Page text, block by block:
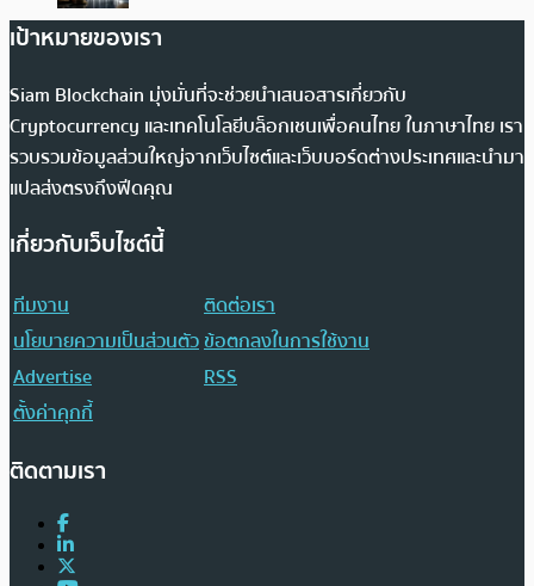
เป้าหมายของเรา
Siam Blockchain มุ่งมั่นที่จะช่วยนำเสนอสารเกี่ยวกับ
Cryptocurrency และเทคโนโลยีบล็อกเชนเพื่อคนไทย ในภาษาไทย เรา
รวบรวมข้อมูลส่วนใหญ่จากเว็บไซต์และเว็บบอร์ดต่างประเทศและนำมา
แปลส่งตรงถึงฟีดคุณ
เกี่ยวกับเว็บไซต์นี้
ทีมงาน
ติดต่อเรา
นโยบายความเป็นส่วนตัวข้อตกลงในการใช้งาน
Advertise
RSS
ตั้งค่าคุกกี้
ติดตามเรา